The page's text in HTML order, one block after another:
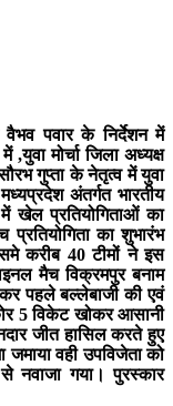
वैभव पवार के निर्देशन में
,युवा मोर्चा जिला अध्यक्ष
गुप्ता के नेतृत्व में युवा
अंतर्गत भारतीय
में खेल प्रतियोगिताओं का
का शुभारंभ
करीब 40 टीमों ने इस
मैच विक्रमपुर बनाम
पहले बल्लेबाजी की एवं
5 विकेट खोकर आसानी
जीत हासिल करते हुए
वही उपविजेता को
नवाजा गया। पुरस्कार